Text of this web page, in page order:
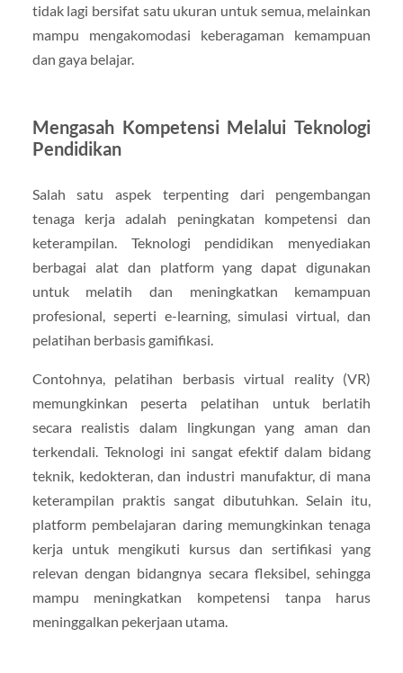
tidak lagi bersifat satu ukuran untuk semua, melainkan
mampu mengakomodasi keberagaman kemampuan
dan gaya belajar.
Mengasah Kompetensi Melalui Teknologi
Pendidikan
Salah satu aspek terpenting dari pengembangan
tenaga kerja adalah peningkatan kompetensi dan
keterampilan. Teknologi pendidikan menyediakan
berbagai alat dan platform yang dapat digunakan
untuk melatih dan meningkatkan kemampuan
profesional, seperti e-learning, simulasi virtual, dan
pelatihan berbasis gamifikasi.
Contohnya, pelatihan berbasis virtual reality (VR)
memungkinkan peserta pelatihan untuk berlatih
secara realistis dalam lingkungan yang aman dan
terkendali. Teknologi ini sangat efektif dalam bidang
teknik, kedokteran, dan industri manufaktur, di mana
keterampilan praktis sangat dibutuhkan. Selain itu,
platform pembelajaran daring memungkinkan tenaga
kerja untuk mengikuti kursus dan sertifikasi yang
relevan dengan bidangnya secara fleksibel, sehingga
mampu meningkatkan kompetensi tanpa harus
meninggalkan pekerjaan utama.